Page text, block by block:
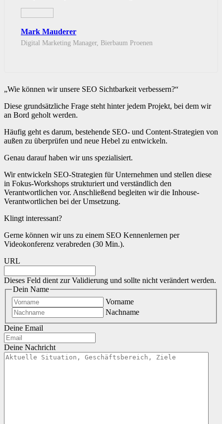
Mark Mauderer
Digital Marketing Manager, Bierbaum Proenen
„Wie können wir unsere SEO Sichtbarkeit verbessern?“
Diese grundsätzliche Frage steht hinter jedem Projekt, bei dem wir
an Bord geholt werden.
Häufig geht es darum, bestehende SEO- und Content-Strategien von
außen zu überprüfen und neue Hebel zu entwickeln.
Genau darauf haben wir uns spezialisiert.
Wir entwickeln SEO-Strategien für Unternehmen und stellen diese
in Fokus-Workshops strukturiert und verständlich den
Verantwortlichen vor. Anschließend begleiten wir die Inhouse-
Verantwortlichen bei der Umsetzung.
Klingt interessant?
Gerne können wir uns zu einem SEO Kennenlernen per
Videokonferenz verabreden (30 Min.).
URL
Dieses Feld dient zur Validierung und sollte nicht verändert werden.
Dein Name
Vorname
Nachname
Deine Email
Deine Nachricht